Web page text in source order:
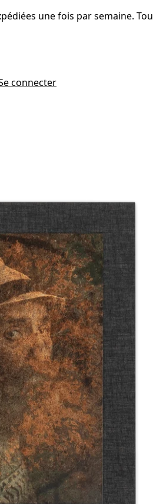
une fois par semaine.
connecter